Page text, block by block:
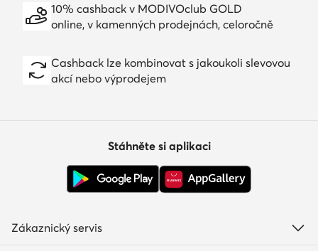
10% cashback v MODIVOclub GOLD
online, v kamenných prodejnách, celoročně
Cashback lze kombinovat s jakoukoli slevovou
akcí nebo výprodejem
Stáhněte si aplikaci
Zákaznický servis